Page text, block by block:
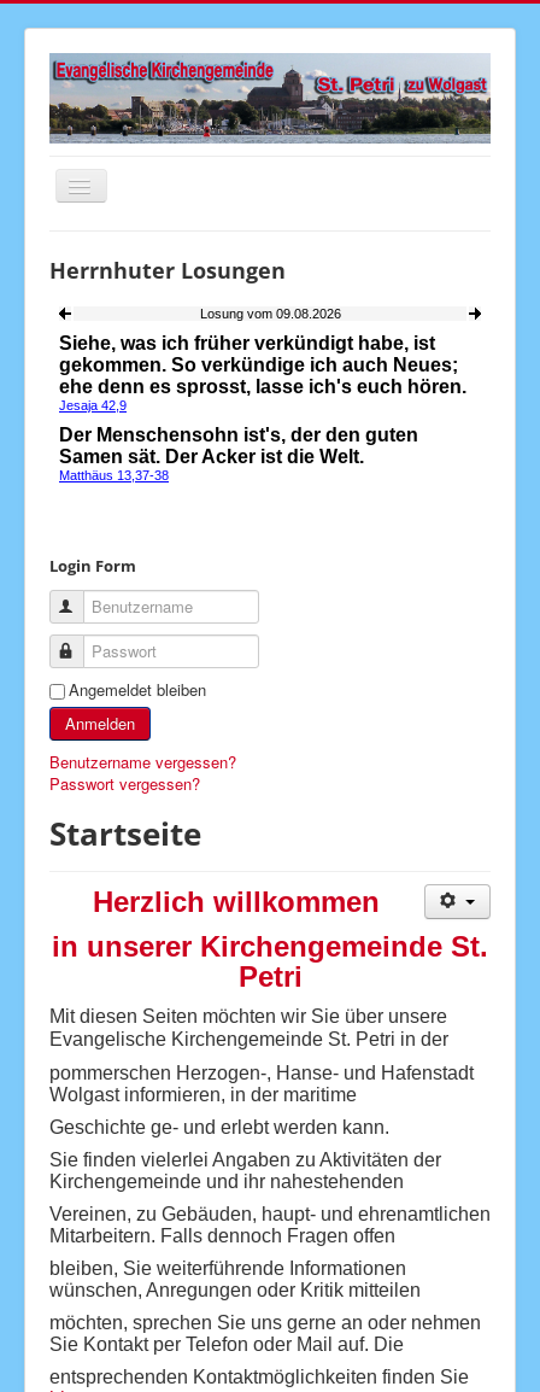
Navigation
Veranstaltungen
Gemeindebrief
Kirchenmusik
Kita Arche
Evang. Schule
Eine-Welt-Laden
Kirchen
Amtshandlungen
Förderverein
Seelsorge
Kontakt
Impressum
Herrnhuter Losungen
Login Form
Benutzername
Passwort
Angemeldet bleiben
Anmelden
Benutzername vergessen?
Passwort vergessen?
Startseite
Herzlich willkommen
in unserer Kirchengemeinde St.
Petri
Mit diesen Seiten möchten wir Sie über unsere
Evangelische Kirchengemeinde St. Petri in der
pommerschen Herzogen-, Hanse- und Hafenstadt
Wolgast informieren, in der maritime
Geschichte ge- und erlebt werden kann.
Sie finden vielerlei Angaben zu Aktivitäten der
Kirchengemeinde und ihr nahestehenden
Vereinen, zu Gebäuden, haupt- und ehrenamtlichen
Mitarbeitern. Falls dennoch Fragen offen
bleiben, Sie weiterführende Informationen
wünschen, Anregungen oder Kritik mitteilen
möchten, sprechen Sie uns gerne an oder nehmen
Sie Kontakt per Telefon oder Mail auf. Die
entsprechenden Kontaktmöglichkeiten finden Sie